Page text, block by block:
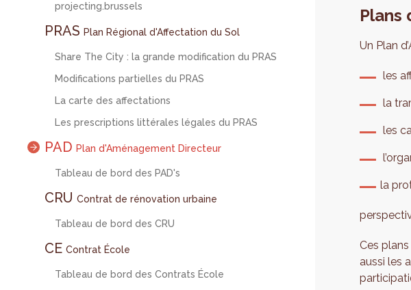
projecting.brussels
PRAS Plan Régional d'Affectation du Sol
Share The City : la grande modification du PRAS
Modifications partielles du PRAS
La carte des affectations
Les prescriptions littérales légales du PRAS
PAD Plan d'Aménagement Directeur
Tableau de bord des PAD's
CRU Contrat de rénovation urbaine
Tableau de bord des CRU
CE Contrat École
Tableau de bord des Contrats École
Plans
Un Plan
les
la
les
la
Ces
aussi les